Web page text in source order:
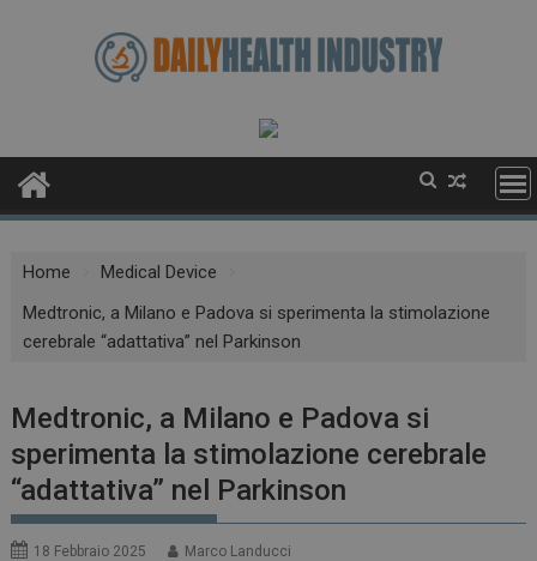
Home
Medical Device
Medtronic, a Milano e Padova si sperimenta la stimolazione
cerebrale “adattativa” nel Parkinson
Medtronic, a Milano e Padova si
sperimenta la stimolazione cerebrale
“adattativa” nel Parkinson
18 Febbraio 2025 Marco Landucci